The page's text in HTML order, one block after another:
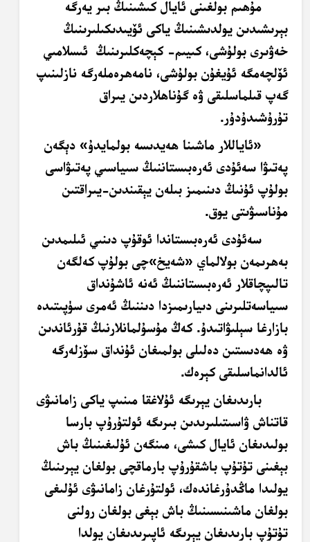
مۇھىم بولغىنى ئايال كىشىنىڭ بىر يەرگە
بېرىشىدىن يولدىشىنىڭ ياكى ئۆيىدىكىلىرىنىڭ
خەۋىرى بولۇشى، كىيىم- كېچەكلىرىنىڭ ئىسلامىي
ئۆلچەمگە ئۇيغۇن بولۇشى، نامەھرەملەرگە نازلىنىپ
گەپ قىلماسلىقى ۋە گۇناھلاردىن يىراق
تۇرۇشىدۇدۇر.
«ئاياللار ماشىنا ھەيدىسە بولمايدۇ» دېگەن
پەتىۋا سەئۇدى ئەرەبىستاننىڭ سىياسىي پەتىۋاسى
بولۇپ ئۇنىڭ دىنىمىز بىلەن يېقىندىن-يىراقتىن
مۇناسىۋىتى يوق.
سەئۇدى ئەرەبىستاندا ئوقۇپ دىنىي ئىلىمدىن
بەھرىمەن بولالماي «شەيخ»چى بولۇپ كەلگەن
تالىپچاقلار ئەرەبىستاننىڭ ئەنە ئاشۇنداق
سىياسەتلىرىنى دىيارىمىزدا دىننىڭ ئەمرى سۈپىتىدە
بازارغا سېلىۋاتىدۇ. كەڭ مۇسۇلمانلارنىڭ قۇرئاندىن
ۋە ھەدىستىن دەلىلى بولمىغان ئۇنداق سۆزلەرگە
ئالدانماسلىقى كېرەك.
بارىدىغان يېرىگە ئۇلاغقا مىنىپ ياكى زامانىۋى
قاتناش ۋاسىتىلىرىدىن بىرىگە ئولتۇرۇپ بارسا
بولىدىغان ئايال كىشى، مىنگەن ئۇلىغىنىڭ باش
بېغىنى تۇتۇپ باشقۇرۇپ بارماقچى بولغان يېرىنىڭ
يولىدا ماڭدۇرغاندەك، ئولتۇرغان زامانىۋى ئۇلىغى
بولغان ماشىنىسىنىڭ باش بېغى بولغان رولنى
تۇتۇپ بارىدىغان يېرىگە ئاپىرىدىغان يولدا